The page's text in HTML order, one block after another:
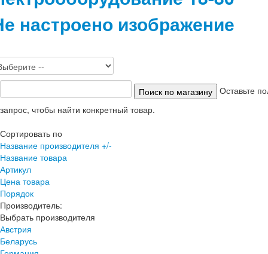
Оставьте
запрос, чтобы найти конкретный товар.
Сортировать по
Название производителя +/-
Название товара
Артикул
Цена товара
Порядок
Производитель:
Выбрать производителя
Австрия
Беларусь